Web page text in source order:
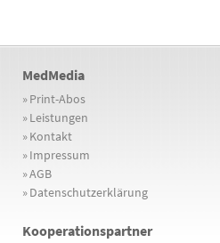
MedMedia
»Print-Abos
»Leistungen
»Kontakt
»Impressum
»AGB
»Datenschutzerklärung
Kooperationspartner